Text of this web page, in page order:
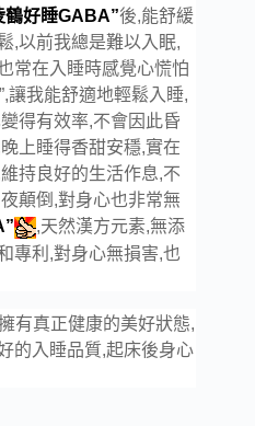
鶴好睡GABA”後,能舒緩
,以前我總是難以入眠,
常在入睡時感覺心慌怕
,讓我能舒適地輕鬆入睡,
得有效率,不會因此昏
上睡得香甜安穩,實在
持良好的生活作息,不
顛倒,對身心也非常無
,天然漢方元素,無添
專利,對身心無損害,也
有真正健康的美好狀態,
的 入睡品質,起床後身心